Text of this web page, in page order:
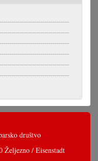
društvo
Željezno / Eisenstadt